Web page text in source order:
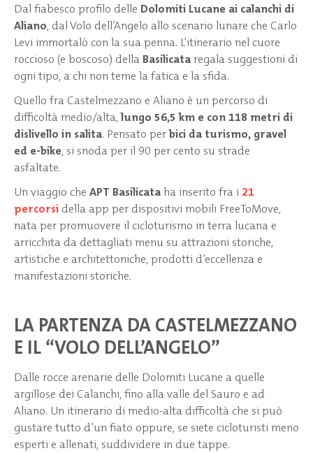
Dal fiabesco profilo delle Dolomiti Lucane ai calanchi di
Aliano, dal Volo dell’Angelo allo scenario lunare che Carlo
Levi immortalò con la sua penna. L’itinerario nel cuore
roccioso (e boscoso) della Basilicataregala suggestioni di
ogni tipo, a chi non teme la fatica e la sfida.
Quello fra Castelmezzano e Aliano è un percorso di
difficoltà medio/alta,lungo 56,5 km e con 118 metri di
dislivello in salita. Pensato perbici da turismo, gravel
ed e-bike, si snoda per il 90 per cento su strade
asfaltate.
Un viaggio che APT Basilicataha inserito fra i 21
percorsi della app per dispositivi mobili FreeToMove,
nata per promuovere il cicloturismo in terra lucana e
arricchita da dettagliati menu su attrazioni storiche,
artistiche e architettoniche, prodotti d’eccellenza e
manifestazioni storiche.
LA PARTENZA DA CASTELMEZZANO
E IL “VOLO DELL’ANGELO”
Dalle rocce arenarie delle Dolomiti Lucane a quelle
argillose dei Calanchi, fino alla valle del Sauro e ad
Aliano. Un itinerario di medio-alta difficoltà che si può
gustare tutto d’un fiato oppure, se siete cicloturisti meno
esperti e allenati, suddividere in due tappe.